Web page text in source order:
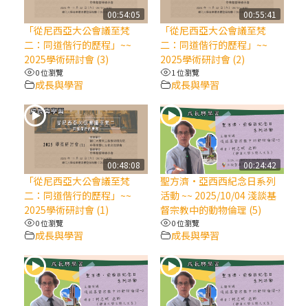
【信仰之旅】第八集：「耶穌為什麼降生到
人世」—高樂祈修女
2025/10/10【萬物讚頌頌歌 – 太陽與生態音
樂會】紀念聖方濟與已逝教宗方濟各（中）
2025/10/10【萬物讚頌頌歌 – 太陽與生態音
樂會】紀念聖方濟與已逝教宗方濟各（下）
2025/10/10【萬物讚頌頌歌 – 太陽與生態音
樂會】紀念聖方濟與已逝教宗方濟各（上）
(9完結)黃敏正主教帶你做【將臨期避靜】—
匝凱的「新生命」：利他與內化
(8)黃敏正主教帶你做【將臨期避靜】—耶穌
降生成人與人同在＝「厄瑪努爾」
00:54:05
「從尼西亞大公會議至梵
二：同道偕行的歷程」~~
2025學術研討會 (3)
0 位瀏覽
成長與學習
00:55:41
「從尼西亞大公會議至梵
二：同道偕行的歷程」~~
2025學術研討會 (2)
1 位瀏覽
成長與學習
00:48:08
「從尼西亞大公會議至梵
二：同道偕行的歷程」~~
2025學術研討會 (1)
0 位瀏覽
成長與學習
00:24:42
聖方濟·亞西西紀念日系列
活動 ~~ 2025/10/04 淺談基
督宗教中的動物倫理 (5)
0 位瀏覽
成長與學習